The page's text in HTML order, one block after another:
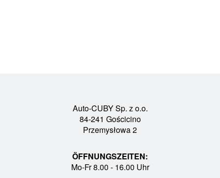
Auto-CUBY Sp. z o.o.
84-241 Gościcino
Przemysłowa 2
ÖFFNUNGSZEITEN:
Mo-Fr 8.00 - 16.00 Uhr